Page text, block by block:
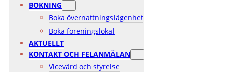
BOKNING
Boka övernattningslägenhet
Boka föreningslokal
AKTUELLT
KONTAKT OCH FELANMÄLAN
Vicevärd och styrelse